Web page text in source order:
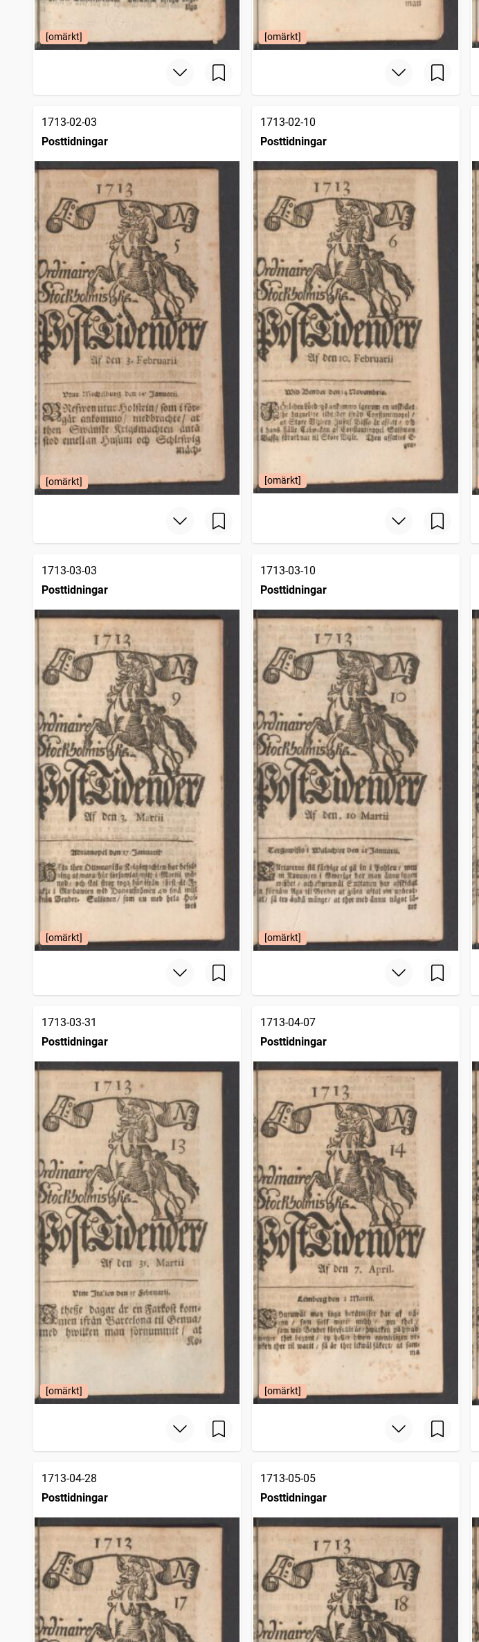
[omärkt] [omärkt]
1713-02-03
Posttidningar
[omärkt]
1713-02-10
Posttidningar
[omärkt]
1713-03-03
Posttidningar
[omärkt]
1713-03-10
Posttidningar
[omärkt]
1713-03-31
Posttidningar
[omärkt]
1713-04-07
Posttidningar
[omärkt]
1713-04-28
Posttidningar
1713-05-05
Posttidningar